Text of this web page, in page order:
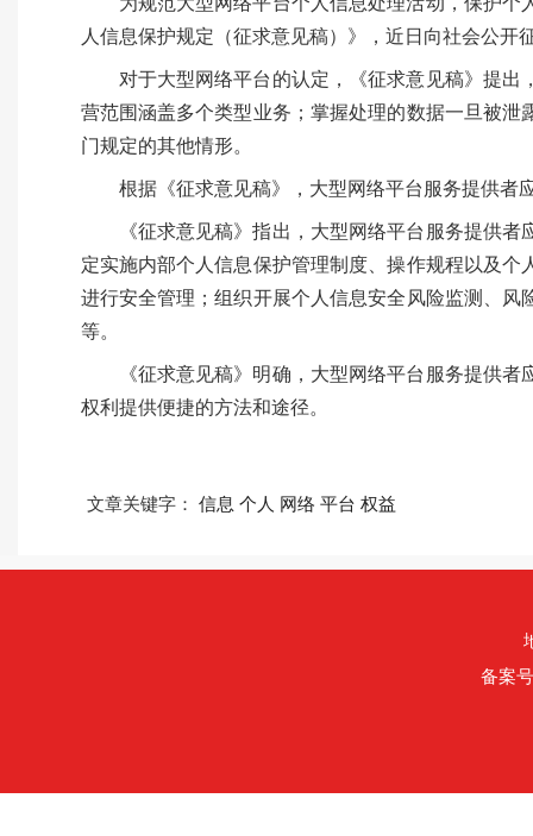
人信息保护规定（征求意见稿）》，近日向社会公开
对于大型网络平台的认定，《征求意见稿》提出
营范围涵盖多个类型业务；掌握处理的数据一旦被
门规定的其他情形。
根据《征求意见稿》，大型网络平台服务提供者
《征求意见稿》指出，大型网络平台服务提供
定实施内部个人信息保护管理制度、操作规程以及
进行安全管理；组织开展个人信息安全风险监测、
等。
《征求意见稿》明确，大型网络平台服务提供
权利提供便捷的方法和途径。
文章关键字： 信息 个人 网络 平台 权益
备案